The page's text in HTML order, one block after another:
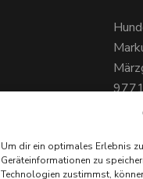
Um dir ein optimales Erlebnis
Geräteinformationen zu
Technologien zustimmst,